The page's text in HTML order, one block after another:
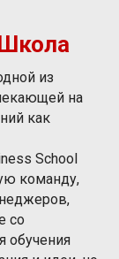
из
на
как
School
команду,
со
обучения